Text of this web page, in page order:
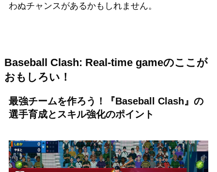
わぬチャンスがあるかもしれません。
Baseball Clash: Real-time gameのここが
おもしろい！
最強チームを作ろう！『Baseball Clash』の
選手育成とスキル強化のポイント